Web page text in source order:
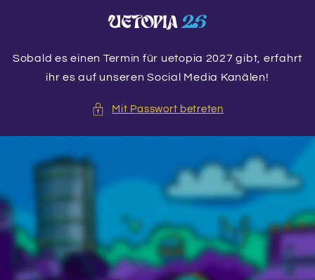
Sobald es einen Termin für uetopia 2027 gibt, erfahrt
ihr es auf unseren Social Media Kanälen!
Mit Passwort betreten